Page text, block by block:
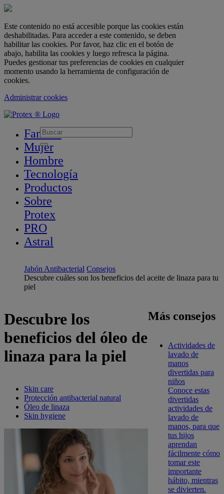
Este contenido no está accesible porque las cookies están
deshabilitadas. Para acceder a este contenido, se deben
habilitar las cookies. Por favor, haz clic en el botón de
abajo, habilita las cookies y luego refresca la página.
Puedes gestionar tus preferencias de cookies en cualquier
momento usando la herramienta de configuración de
cookies.
Administrar cookies
skipt to main content
Familia
Mujer
Hombre
Tecnología
Productos
Sobre
Protex
PRO
Astral
Jabón Antibacterial Consejos
Descubre cuáles son los beneficios del aceite de linaza para tu
piel
Descubre los
beneficios del óleo de
linaza para la piel
Skin care
Protección antibacterial natural
Óleo de linaza
Skin hygiene
Más consejos
Actividades de
lavado de
manos
divertidas para
niños
Conoce estas
divertidas
actividades de
lavado de
manos, para que
tus hijos
aprendan
fácilmente cómo
tomar este
importante
hábito, mientras
se divierten.